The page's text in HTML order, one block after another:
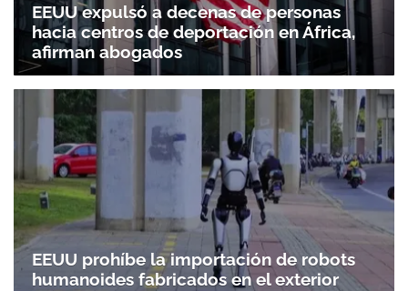
EEUU expulsó a decenas de personas
hacia centros de deportación en África,
afirman abogados
EEUU prohíbe la importación de robots
humanoides fabricados en el exterior